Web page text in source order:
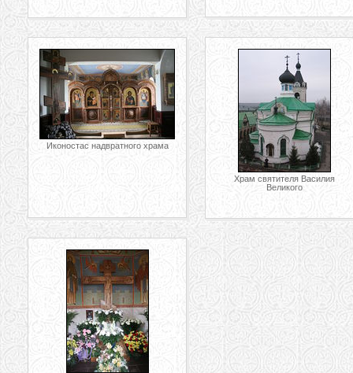
Иконостас надвратного храма
Храм святителя Василия
Великого